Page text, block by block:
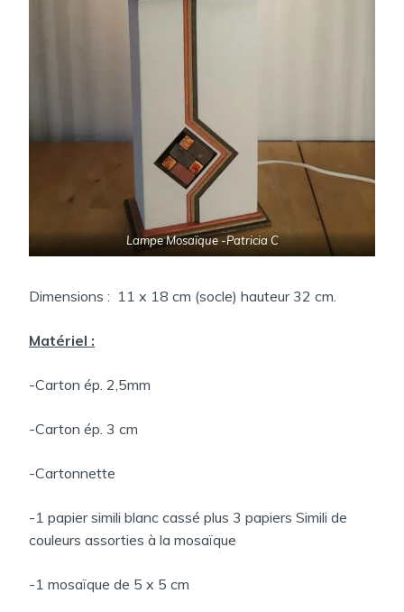
Lampe Mosaïque -Patricia C
Dimensions : 11 x 18 cm (socle) hauteur 32 cm.
Matériel :
-Carton ép. 2,5mm
-Carton ép. 3 cm
-Cartonnette
-1 papier simili blanc cassé plus 3 papiers Simili de
couleurs assorties à la mosaïque
-1 mosaïque de 5 x 5 cm